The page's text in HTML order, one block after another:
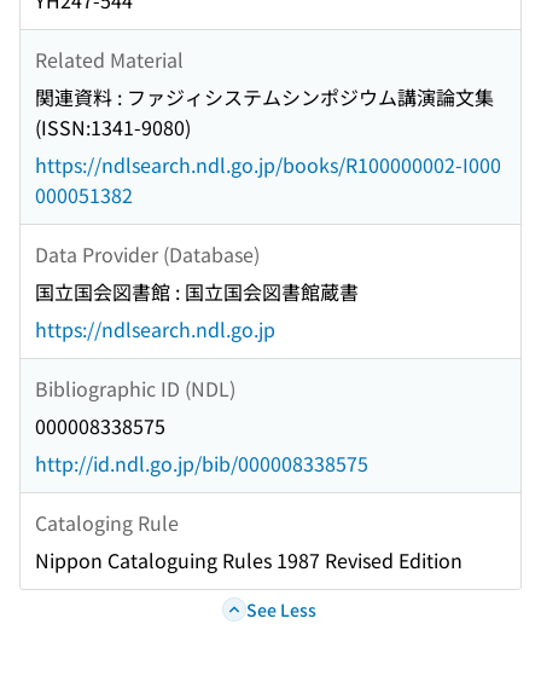
Related Material
関連資料 : ファジィシステムシンポジウム講演論文集
(ISSN:1341-9080)
https://ndlsearch.ndl.go.jp/books/R100000002-I000
000051382
Data Provider (Database)
国立国会図書館 : 国立国会図書館蔵書
https://ndlsearch.ndl.go.jp
Bibliographic ID (NDL)
000008338575
http://id.ndl.go.jp/bib/000008338575
Cataloging Rule
Nippon Cataloguing Rules 1987 Revised Edition
See Less